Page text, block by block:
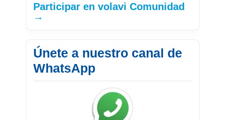
Participar en volavi Comunidad
→
Únete a nuestro canal de
WhatsApp